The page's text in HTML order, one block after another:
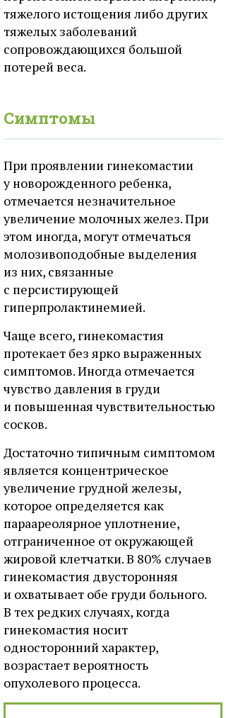
тяжелого истощения либо других
тяжелых заболеваний
сопровождающихся большой
потерей веса.
Симптомы
При проявлении гинекомастии
у новорожденного ребенка,
отмечается незначительное
увеличение молочных желез. При
этом иногда, могут отмечаться
молозивоподобные выделения
из них, связанные
с персистирующей
гиперпролактинемией.
Чаще всего, гинекомастия
протекает без ярко выраженных
симптомов. Иногда отмечается
чувство давления в груди
и повышенная чувствительностью
сосков.
Достаточно типичным симптомом
является концентрическое
увеличение грудной железы,
которое определяется как
параареолярное уплотнение,
отграниченное от окружающей
жировой клетчатки. В 80% случаев
гинекомастия двусторонняя
и охватывает обе груди больного.
В тех редких случаях, когда
гинекомастия носит
односторонний характер,
возрастает вероятность
опухолевого процесса.